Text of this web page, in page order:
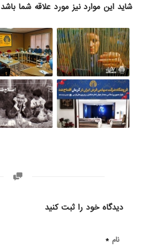
شاید این موارد نیز مورد علاقه شما باشد
دیدگاه خود را ثبت کنید
نام *